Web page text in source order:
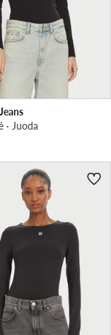
· Juoda